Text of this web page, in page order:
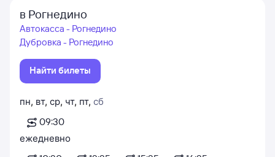
в Рогнедино
Автокасса - Рогнедино
Дубровка - Рогнедино
Найти билеты
пн, вт, ср, чт, пт, сб
09:30
ежедневно